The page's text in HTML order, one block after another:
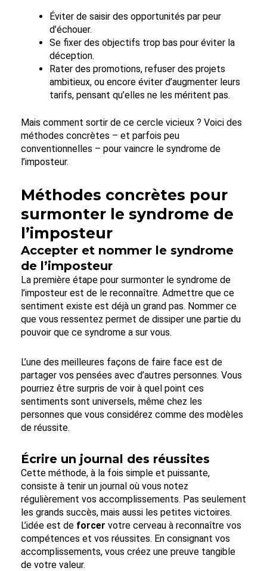
Éviter de saisir des opportunités par peur
d’échouer.
Se fixer des objectifs trop bas pour éviter la
déception.
Rater des promotions, refuser des projets
ambitieux, ou encore éviter d’augmenter leurs
tarifs, pensant qu’elles ne les méritent pas.
Mais comment sortir de ce cercle vicieux ? Voici des
méthodes concrètes – et parfois peu
conventionnelles – pour vaincre le syndrome de
l’imposteur.
Méthodes concrètes pour
surmonter le syndrome de
l’imposteur
Accepter et nommer le syndrome
de l’imposteur
La première étape pour surmonter le syndrome de
l’imposteur est de le reconnaître. Admettre que ce
sentiment existe est déjà un grand pas. Nommer ce
que vous ressentez permet de dissiper une partie du
pouvoir que ce syndrome a sur vous.
L’une des meilleures façons de faire face est de
partager vos pensées avec d’autres personnes. Vous
pourriez être surpris de voir à quel point ces
sentiments sont universels, même chez les
personnes que vous considérez comme des modèles
de réussite.
Écrire un journal des réussites
Cette méthode, à la fois simple et puissante,
consiste à tenir un journal où vous notez
régulièrement vos accomplissements. Pas seulement
les grands succès, mais aussi les petites victoires.
L’idée est de forcer votre cerveau à reconnaître vos
compétences et vos réussites. En consignant vos
accomplissements, vous créez une preuve tangible
de votre valeur.